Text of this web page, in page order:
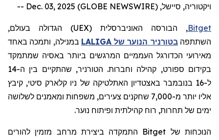
ויקטוריה, סיישל, Dec. 03, 2025 (GLOBE NEWSWIRE) --
Bitget, הבורסה האוניברסלית (UEX) הגדולה בעולם,
השתתפהבטורניר הנוער שלLALIGA במנילה, ותמכה באחד
מאירועי הכדורגל העממיים המרגשים ביותר באסיה שמתמקד
בקידום ספורט, קהילה וחברות. הטורניר, שהתקיים בין ה-14
ל-16 בנובמבר באצטדיון האתלטיקה של ניו קלארק סיטי, קיבץ
אליו יותר מ-7,000 שחקנים צעירים, משפחות ומאמנים לשלושה
ימים של תחרות, רוח קהילתית ופיתוח נוער.
הנוכחות של Bitget התמקדה ביצירת מרחב מזמין להורים